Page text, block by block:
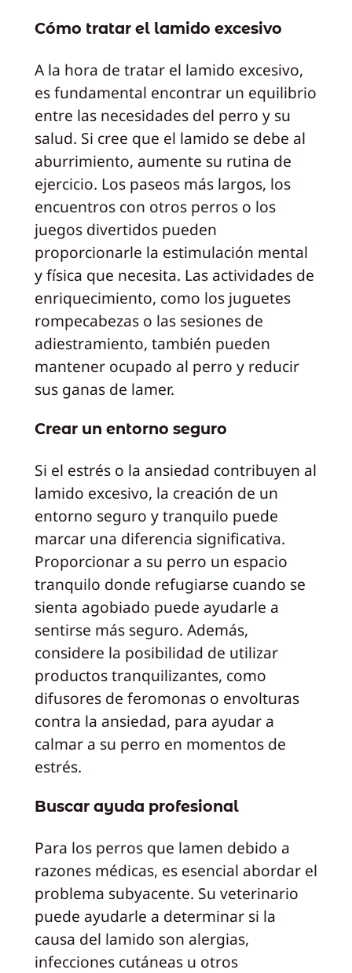
Cómo tratar el lamido excesivo
A la hora de tratar el lamido excesivo,
es fundamental encontrar un equilibrio
entre las necesidades del perro y su
salud. Si cree que el lamido se debe al
aburrimiento, aumente su rutina de
ejercicio. Los paseos más largos, los
encuentros con otros perros o los
juegos divertidos pueden
proporcionarle la estimulación mental
y física que necesita. Las actividades de
enriquecimiento, como los juguetes
rompecabezas o las sesiones de
adiestramiento, también pueden
mantener ocupado al perro y reducir
sus ganas de lamer.
Crear un entorno seguro
Si el estrés o la ansiedad contribuyen al
lamido excesivo, la creación de un
entorno seguro y tranquilo puede
marcar una diferencia significativa.
Proporcionar a su perro un espacio
tranquilo donde refugiarse cuando se
sienta agobiado puede ayudarle a
sentirse más seguro. Además,
considere la posibilidad de utilizar
productos tranquilizantes, como
difusores de feromonas o envolturas
contra la ansiedad, para ayudar a
calmar a su perro en momentos de
estrés.
Buscar ayuda profesional
Para los perros que lamen debido a
razones médicas, es esencial abordar el
problema subyacente. Su veterinario
puede ayudarle a determinar si la
causa del lamido son alergias,
infecciones cutáneas u otros